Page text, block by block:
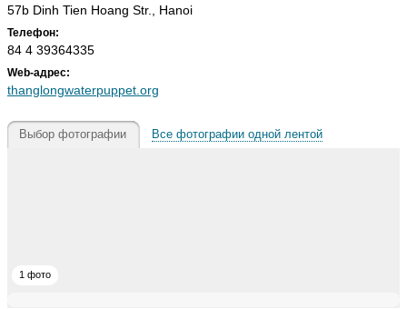
57b Dinh Tien Hoang Str., Hanoi
Телефон:
84 4 39364335
Web-адрес:
thanglongwaterpuppet.org
Выбор фотографии Все фотографии одной лентой
1 фото